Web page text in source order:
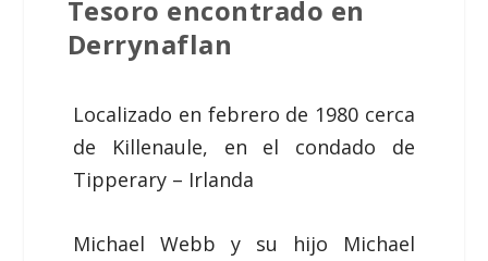
Tesoro encontrado en
Derrynaflan
Localizado en febrero de 1980 cerca
de Killenaule, en el condado de
Tipperary – Irlanda
Michael Webb y su hijo Michael